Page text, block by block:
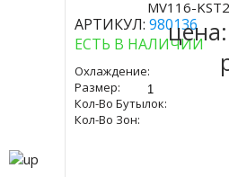
АРТИКУЛ: 980136
ЕСТЬ В НАЛИЧИИ
Охлаждение:
Размер:
Кол-Во Бутылок:
Кол-Во Зон:
MV116-KST2
цена: